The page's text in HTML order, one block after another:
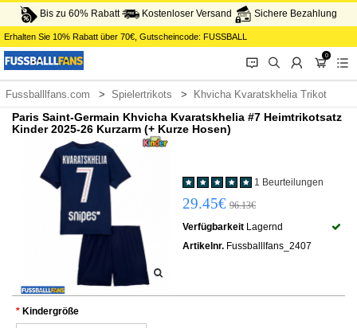
Bis zu 60% Rabatt Kostenloser Versand Sichere Bezahlung
Erhalten Sie 10% Rabatt über 70€ , Gutscheincode: FUSSBALL
󰂱 󰂨 󰃳
0
󰃦 󰃖
Fussballlfans.com Spielertrikots Khvicha Kvaratskhelia Trikot
Paris Saint-Germain Khvicha Kvaratskhelia #7 Heimtrikotsatz
Kinder 2025-26 Kurzarm (+ Kurze Hosen)
1 Beurteilungen
29.45€ 96.13€
Verfügbarkeit Lagernd
Artikelnr. Fussballlfans_2407
Kindergröße